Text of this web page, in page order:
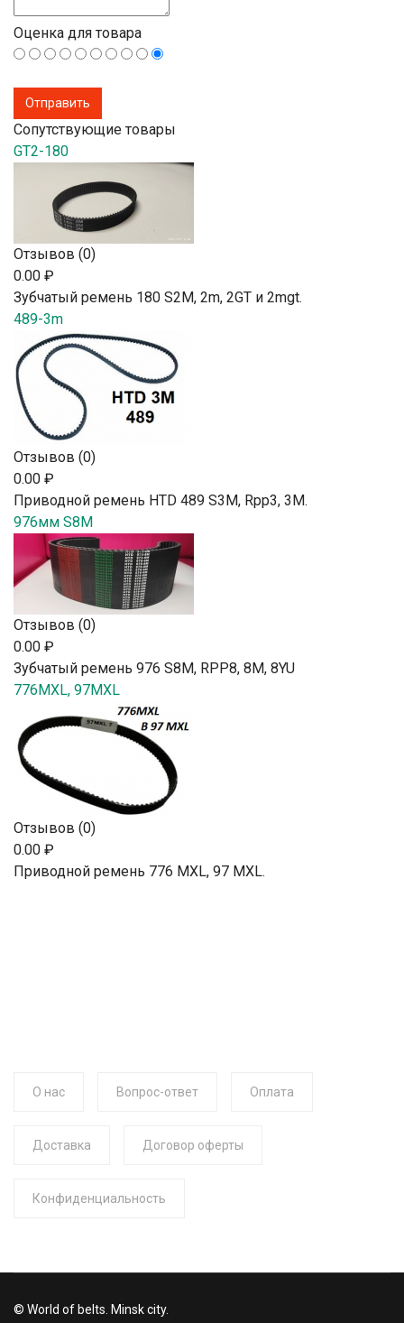
Оценка для товара
Сопутствующие товары
GT2-180
Отзывов (0)
0.00 ₽
Зубчатый ремень 180 S2М, 2m, 2GT и 2mgt.
489-3m
Отзывов (0)
0.00 ₽
Приводной ремень HTD 489 S3M, Rpp3, 3М.
976мм S8M
Отзывов (0)
0.00 ₽
Зубчатый ремень 976 S8M, RPP8, 8М, 8YU
776MXL, 97MXL
Отзывов (0)
0.00 ₽
Приводной ремень 776 MXL, 97 MXL.
О нас Вопрос-ответ Оплата
Доставка Договор оферты
Конфиденциальность
© World of belts. Minsk city.